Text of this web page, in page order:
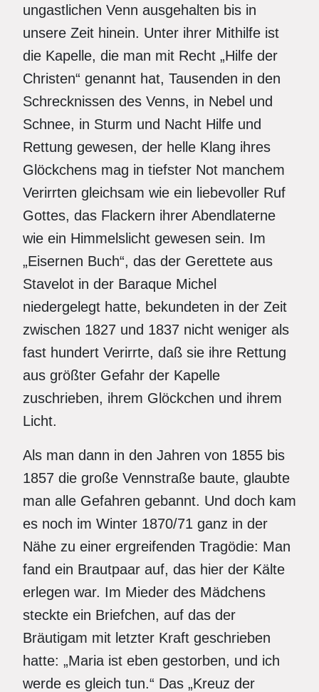
ungastlichen Venn ausgehalten bis in
unsere Zeit hinein. Unter ihrer Mithilfe ist
die Kapelle, die man mit Recht „Hilfe der
Christen“ genannt hat, Tausenden in den
Schrecknissen des Venns, in Nebel und
Schnee, in Sturm und Nacht Hilfe und
Rettung gewesen, der helle Klang ihres
Glöckchens mag in tiefster Not manchem
Verirrten gleichsam wie ein liebevoller Ruf
Gottes, das Flackern ihrer Abendlaterne
wie ein Himmelslicht gewesen sein. Im
„Eisernen Buch“, das der Gerettete aus
Stavelot in der Baraque Michel
niedergelegt hatte, bekundeten in der Zeit
zwischen 1827 und 1837 nicht weniger als
fast hundert Verirrte, daß sie ihre Rettung
aus größter Gefahr der Kapelle
zuschrieben, ihrem Glöckchen und ihrem
Licht.
Als man dann in den Jahren von 1855 bis
1857 die große Vennstraße baute, glaubte
man alle Gefahren gebannt. Und doch kam
es noch im Winter 1870/71 ganz in der
Nähe zu einer ergreifenden Tragödie: Man
fand ein Brautpaar auf, das hier der Kälte
erlegen war. Im Mieder des Mädchens
steckte ein Briefchen, auf das der
Bräutigam mit letzter Kraft geschrieben
hatte: „Maria ist eben gestorben, und ich
werde es gleich tun.“ Das „Kreuz der